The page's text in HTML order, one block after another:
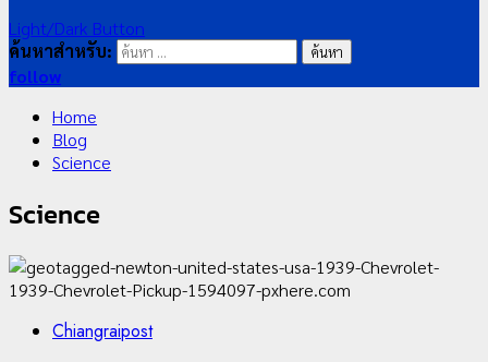
Light/Dark Button
ค้นหาสำหรับ:
follow
Home
Blog
Science
Science
Chiangraipost